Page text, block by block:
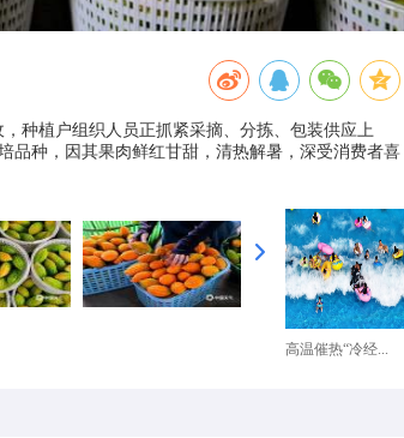
种植户组织人员正抓紧采摘、分拣、包装供应上
品种，因其果肉鲜红甘甜，清热解暑，深受消费者喜
高温催热“冷经...